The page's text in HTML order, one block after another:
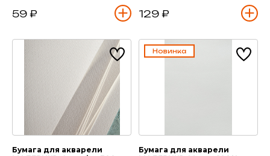
59 ₽ 129 ₽
Бумага для акварели
Новинка
Бумага для акварели